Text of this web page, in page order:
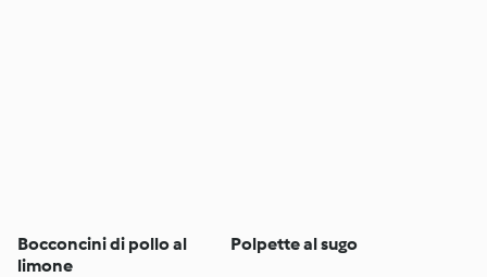
Bocconcini di pollo al
limone
Polpette al sugo